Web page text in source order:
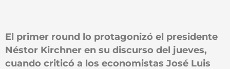
El primer round lo protagonizó el presidente
Néstor Kirchner en su discurso del jueves,
cuando criticó a los economistas José Luis